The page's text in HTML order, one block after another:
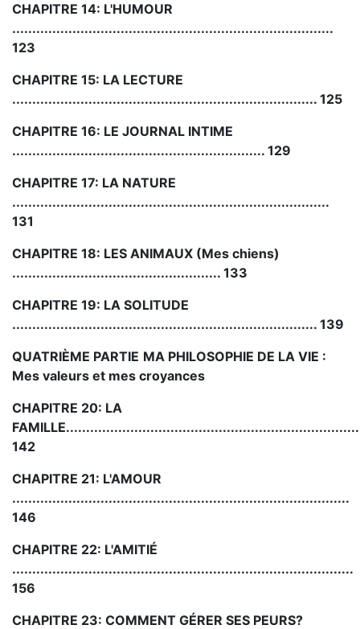
CHAPITRE 14: L'HUMOUR
................................................................................
123
CHAPITRE 15: LA LECTURE
............................................................................ 125
CHAPITRE 16: LE JOURNAL INTIME
............................................................... 129
CHAPITRE 17: LA NATURE
...............................................................................
131
CHAPITRE 18: LES ANIMAUX (Mes chiens)
.................................................... 133
CHAPITRE 19: LA SOLITUDE
............................................................................ 139
QUATRIÈME PARTIE MA PHILOSOPHIE DE LA VIE :
Mes valeurs et mes croyances
CHAPITRE 20: LA
142
CHAPITRE 21: L'AMOUR
....................................................................................
146
CHAPITRE 22: L'AMITIÉ
.....................................................................................
156
CHAPITRE 23: COMMENT GÉRER SES PEURS?